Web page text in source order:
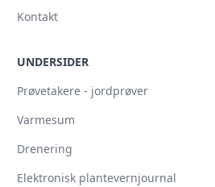
Kontakt
UNDERSIDER
Prøvetakere - jordprøver
Varmesum
Drenering
Elektronisk plantevernjournal